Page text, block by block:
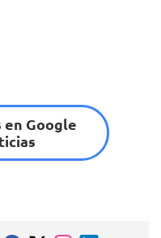
en Google